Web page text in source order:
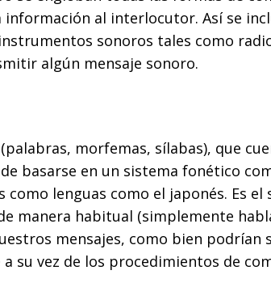
al interlocutor. Así se
sonoros tales como
algún mensaje sonoro.
morfemas, sílabas), que
basarse en un sistema fonético
lenguas como el japonés. Es el
manera habitual (simplemente
mensajes, como bien podrían
su vez de los procedimientos de